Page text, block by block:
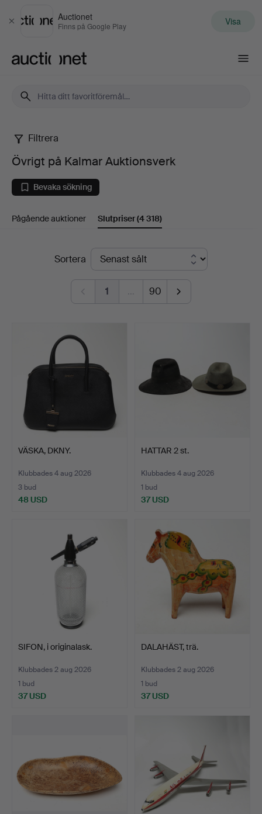
Stäng
Auctionet
Finns på Google Play Visa
Övrigt
på
Kalmar
Auktionsverk
Filtrera
Övrigt på Kalmar Auktionsverk
Bevaka sökning
Pågående auktioner Slutpriser(4 318)
SlutpriserSortera
1 … 90
VÄSKA, DKNY.
Klubbades 4 aug 2026
3 bud
48 USD
HATTAR 2 st.
Klubbades 4 aug 2026
1 bud
37 USD
SIFON, i originalask.
Klubbades 2 aug 2026
1 bud
37 USD
DALAHÄST, trä.
Klubbades 2 aug 2026
1 bud
37 USD